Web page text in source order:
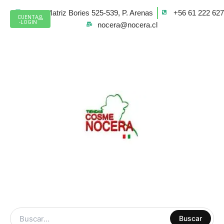
contenido
Casa Matriz Bories 525-539, P. Arenas
+56 61 222
nocera@nocera.cl
CUENTA
-LOGIN
ARTE Y Buscar